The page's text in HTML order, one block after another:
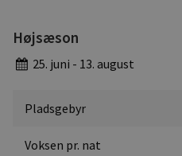
Højsæson
25. juni - 13. august
Pladsgebyr
Voksen pr. nat